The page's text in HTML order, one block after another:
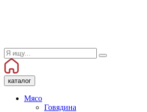
каталог
Мясо
Говядина